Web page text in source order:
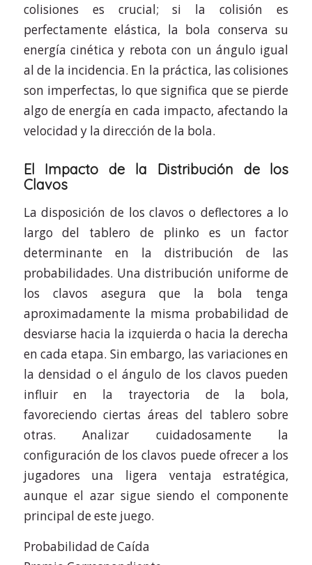
colisiones es crucial; si la colisión es
perfectamente elástica, la bola conserva su
energía cinética y rebota con un ángulo igual
al de la incidencia. En la práctica, las colisiones
son imperfectas, lo que significa que se pierde
algo de energía en cada impacto, afectando la
velocidad y la dirección de la bola.
El Impacto de la Distribución de los
Clavos
La disposición de los clavos o deflectores a lo
largo del tablero de plinko es un factor
determinante en la distribución de las
probabilidades. Una distribución uniforme de
los clavos asegura que la bola tenga
aproximadamente la misma probabilidad de
desviarse hacia la izquierda o hacia la derecha
en cada etapa. Sin embargo, las variaciones en
la densidad o el ángulo de los clavos pueden
influir en la trayectoria de la bola,
favoreciendo ciertas áreas del tablero sobre
otras. Analizar cuidadosamente la
configuración de los clavos puede ofrecer a los
jugadores una ligera ventaja estratégica,
aunque el azar sigue siendo el componente
principal de este juego.
Probabilidad de Caída